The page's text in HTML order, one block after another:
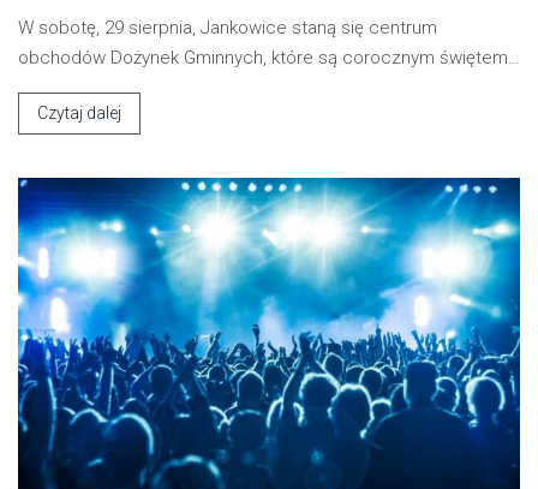
W sobotę, 29 sierpnia, Jankowice staną się centrum
obchodów Dożynek Gminnych, które są corocznym świętem…
Czytaj dalej